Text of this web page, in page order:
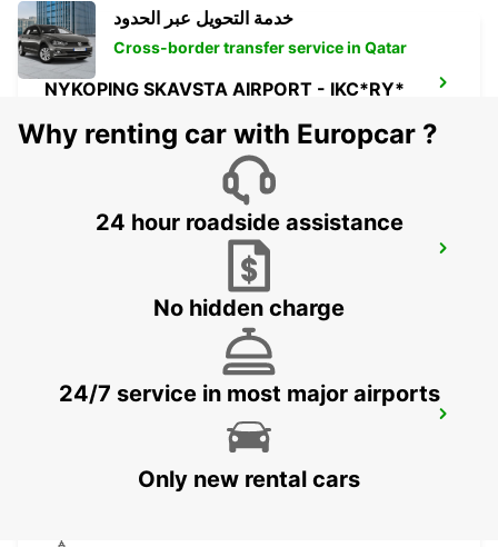
NYKOPING SKAVSTA AIRPORT - IKC*RY*
OREBRO BOFORS AIRPORT - IKC*RY*
خدمة التحويل عبر الحدود
Cross-border transfer service in Qatar
Why renting car with Europcar ?
24 hour roadside assistance
No hidden charge
24/7 service in most major airports
Only new rental cars